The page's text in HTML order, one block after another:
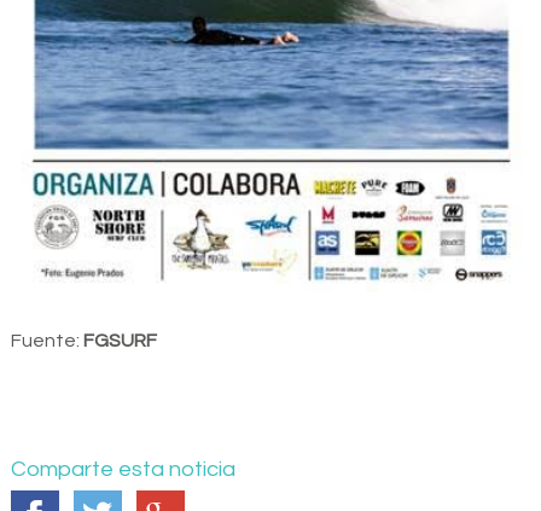
Fuente: FGSURF
Comparte esta noticia